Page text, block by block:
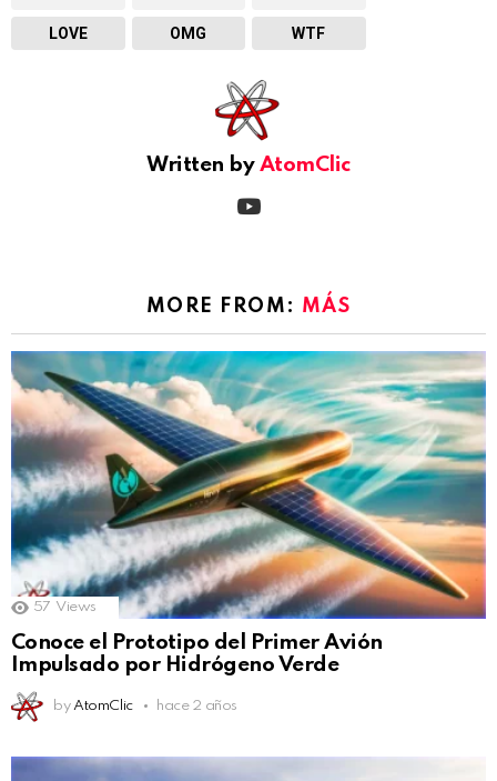
LOVE OMG WTF
Written by AtomClic
MORE FROM: MÁS
57 Views
Conoce el Prototipo del Primer Avión
Impulsado por Hidrógeno Verde
by AtomClic hace 2 años